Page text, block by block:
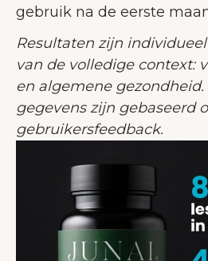
gebruik na de eerste
Resultaten zijn
van de volledige context:
en algemene
gegevens zijn gebaseerd
gebruikersfeedback.